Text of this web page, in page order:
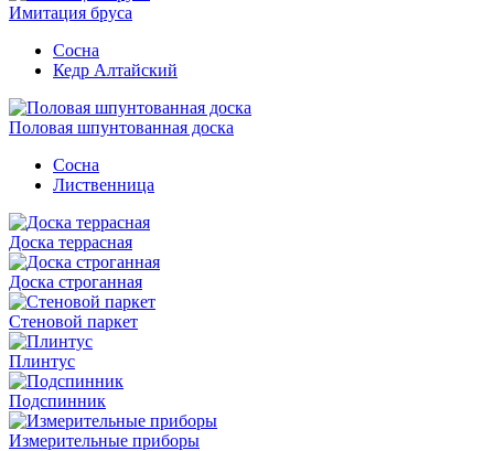
Имитация бруса
Сосна
Кедр Алтайский
Половая шпунтованная доска
Сосна
Лиственница
Доска террасная
Доска строганная
Стеновой паркет
Плинтус
Подспинник
Измерительные приборы